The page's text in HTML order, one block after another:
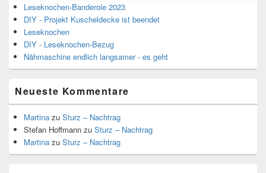
Leseknochen-Banderole 2023
DIY - Projekt Kuscheldecke ist beendet
Leseknochen
DIY - Leseknochen-Bezug
Nähmaschine endlich langsamer - es geht
Neueste Kommentare
Martina zu Sturz – Nachtrag
Stefan Hoffmann zu Sturz – Nachtrag
Martina zu Sturz – Nachtrag